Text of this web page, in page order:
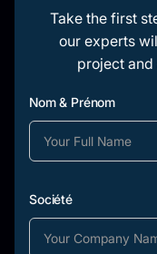
Take the first
our experts
project and
Nom & Prénom
Société